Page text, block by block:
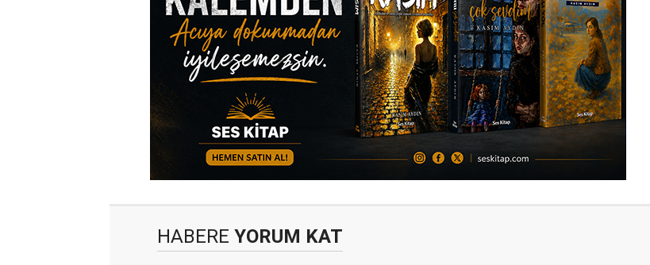
HABERE YORUM KAT